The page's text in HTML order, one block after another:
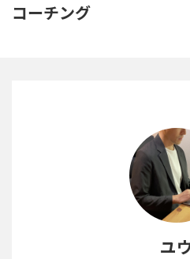
コーチング
ユ